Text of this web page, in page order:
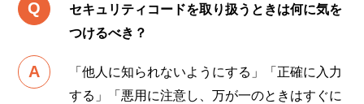
セキュリティコードを取り扱うときは何に気を
つけるべき？
「他人に知られないようにする」「正確に入力
する」「悪用に注意し、万が一のときはすぐに